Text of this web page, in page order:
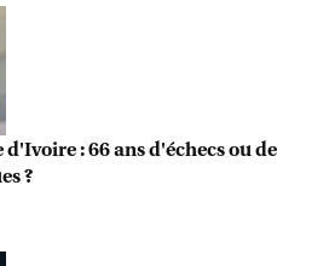
d'Ivoire : 66 ans d'échecs ou de
?